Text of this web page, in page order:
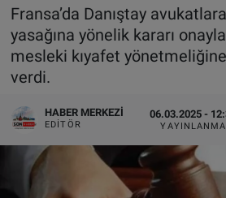
Fransa’da Danıştay
yasağına yönelik kararı
mesleki kıyafet
verdi.
HABER MERKEZI
EDITÖR
06.03.2025 -
YAYINLANMA
AVUSTURYA
SAĞLIK - YAŞAM
BİLİM-TEKNOLOJİ
DÜNYA
BİLİM-TEKNOLOJİ
SAĞLIK
FOTO GALERİ
VIDEO GALERİ
Tüm Manşetler
Son Dakika Haberleri
Haber Arşivi